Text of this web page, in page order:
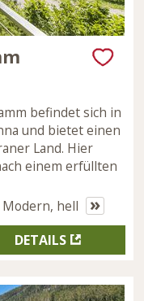
befindet sich in
und bietet einen
Land. Hier
einem erfüllten
hell
»
DETAILS